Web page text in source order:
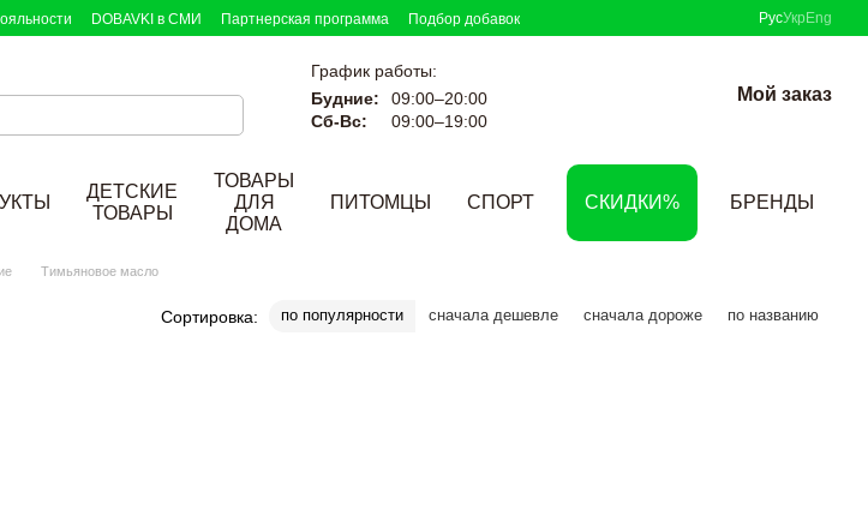
DOBAVKI в СМИ Партнерская программа Подбор добавок РусУкр Eng
График работы:
Будние:
09:00–20:00
Сб-Вс:
09:00–19:00
Мой заказ
ДЕТСКИЕ
ТОВАРЫ
ТОВАРЫ
ДЛЯ
ДОМА
ПИТОМЦЫ СПОРТ СКИДКИ% БРЕНДЫ
Тимьяновое масло
Сортировка: по популярности сначала дешевле сначала дороже по названию